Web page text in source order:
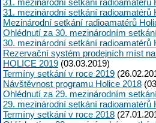
31. mezinárodní setkání radioamatérů
31. mezinárodní setkání radioamatérů
Mezinárodní setkání radioamatérů
Ohlédnutí za 30. mezinárodním
30. mezinárodní setkání radioamatérů
Rezervační systém prodejních míst
HOLICE 2019 (03.03.2019)
Termíny setkání v roce 2019
Návštěvnost programu Holice 2018
Ohlédnutí za 29. mezinárodním
29. mezinárodní setkání radioamatérů
Termíny setkání v roce 2018